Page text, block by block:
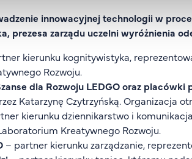
innowacyjnej technologii w
prezesa zarządu uczelni wyróżnienia
kierunku kognitywistyka,
Rozwoju.
dla Rozwoju LEDGO oraz placówki
Katarzynę Czytrzyńską. Organizacja
kierunku dziennikarstwo i
Kreatywnego Rozwoju.
– partner kierunku zarządzanie,